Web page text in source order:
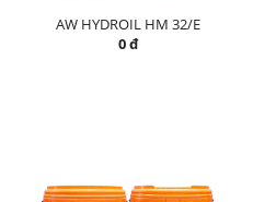
AW HYDROIL HM 32/E
0 đ